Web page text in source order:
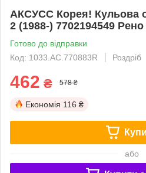
АКСУСС Корея! Кульова
2 (1988-) 7702194549
Готово до відправки
Код: 1033.AC.770883R
Роздріб
462 ₴ 578 ₴
Економія 116 ₴
або